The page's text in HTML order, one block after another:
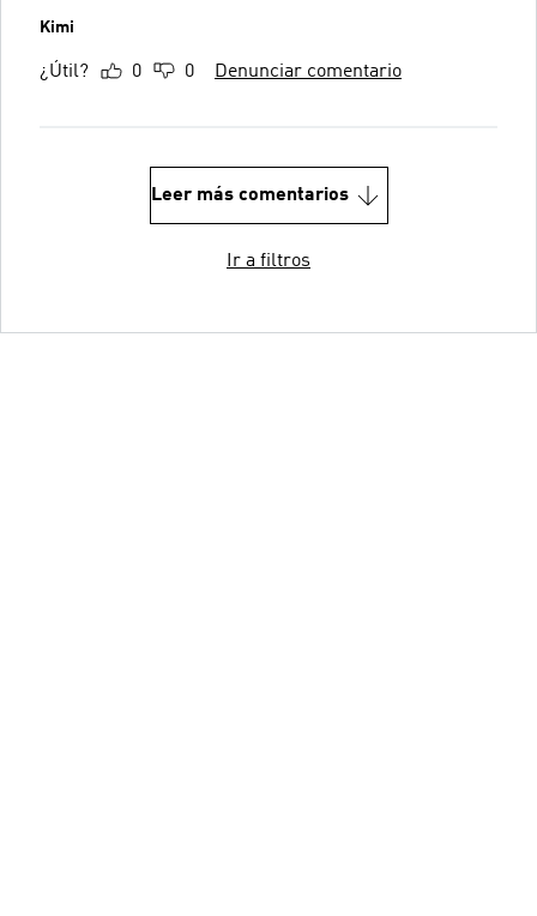
Kimi
¿Útil? 0 0 Denunciar comentario
Leer más comentarios
Ir a filtros